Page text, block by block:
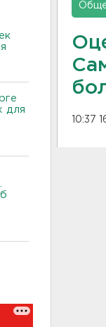
для
10:37